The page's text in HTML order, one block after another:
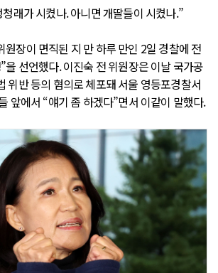
래가 시켰나. 아니면 개딸들이 시켰나.”
원장이 면직된 지 만 하루 만인 2일 경찰에 전
을 선언했다. 이진숙 전 위원장은 이날 국가공
위반 등의 혐의로 체포돼 서울 영등포경찰서
앞에서 “얘기 좀 하겠다”면서 이같이 말했다.